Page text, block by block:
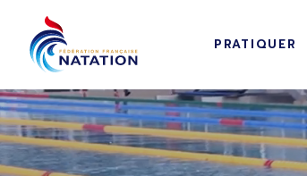
Passer au contenu principal
PRATIQUER
Panneau de gestion des cookies